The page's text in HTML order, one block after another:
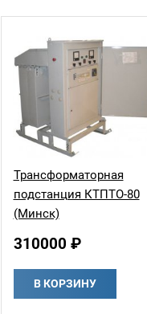
Трансформаторная
подстанция КТПТО-80
(Минск)
310000 ₽
В КОРЗИНУ